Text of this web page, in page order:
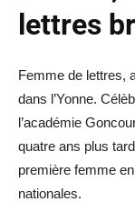
lettres
Femme de lettres,
dans l’Yonne.
l’académie
quatre ans plus
première femme
nationales.